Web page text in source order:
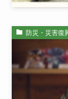
防災・災害復